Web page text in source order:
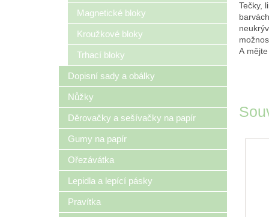
Magnetické bloky
Kroužkové bloky
Trhací bloky
Dopisní sady a obálky
Nůžky
Děrovačky a sešívačky na papír
Gumy na papír
Ořezávátka
Lepidla a lepící pásky
Pravítka
Tečky,
A